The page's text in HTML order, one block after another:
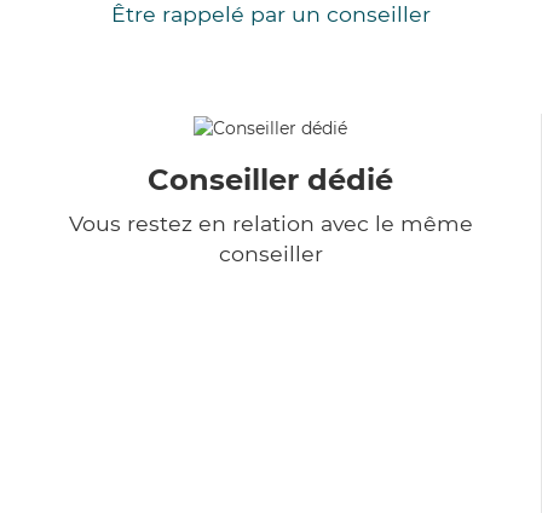
Être rappelé par un conseiller
Conseiller dédié
Vous restez en relation avec le même
conseiller